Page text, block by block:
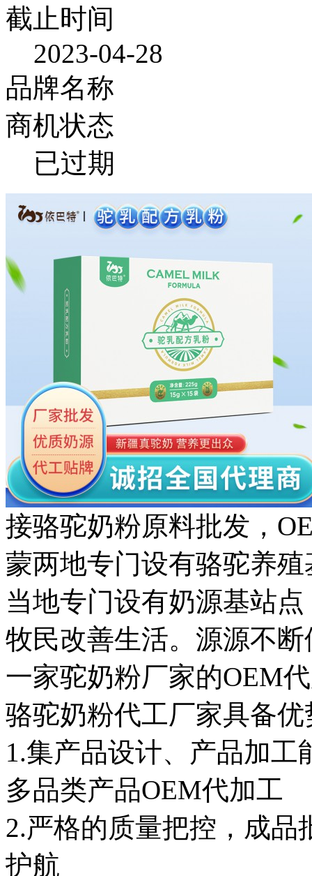
截止时间
2023-04-28
品牌名称
商机状态
已过期
接骆驼奶粉原料批发，
蒙两地专门设有骆驼养
当地专门设有奶源基站
牧民改善生活。源源不
一家驼奶粉厂家的OEM
骆驼奶粉代工厂家具备优
1.集产品设计、产品加
多品类产品OEM代加工
2.严格的质量把控，成
护航